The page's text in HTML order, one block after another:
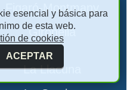
Figaró-Montmany
Gironella
La Llacuna
esencial y básica para
de esta web.
de cookies
ACEPTAR